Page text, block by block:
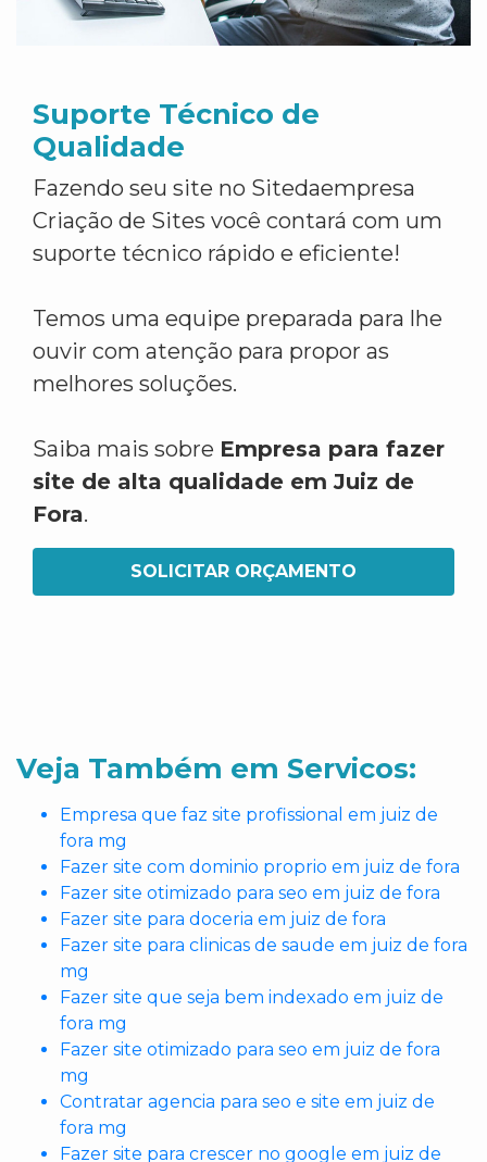
Suporte Técnico de
Qualidade
Fazendo seu site no Sitedaempresa
Criação de Sites você contará com um
suporte técnico rápido e eficiente!
Temos uma equipe preparada para lhe
ouvir com atenção para propor as
melhores soluções.
Saiba mais sobre Empresa para fazer
site de alta qualidade em Juiz de
Fora.
SOLICITAR ORÇAMENTO
Veja Também em Servicos:
Empresa que faz site profissional em juiz de
fora mg
Fazer site com dominio proprio em juiz de fora
Fazer site otimizado para seo em juiz de fora
Fazer site para doceria em juiz de fora
Fazer site para clinicas de saude em juiz de fora
mg
Fazer site que seja bem indexado em juiz de
fora mg
Fazer site otimizado para seo em juiz de fora
mg
Contratar agencia para seo e site em juiz de
fora mg
Fazer site para crescer no google em juiz de